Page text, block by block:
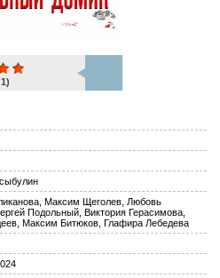
ком.
1)
Максим Щеголев, Любовь
Подольный, Виктория Герасимова,
Максим Битюков, Глафира Лебедева